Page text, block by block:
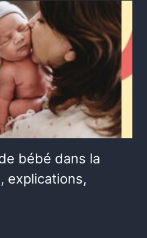
bébé dans la
explications,